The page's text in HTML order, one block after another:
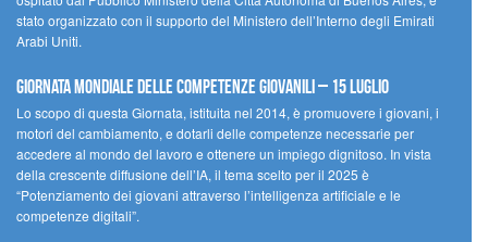
stato organizzato con il supporto del Ministero dell’Interno degli Emirati
Arabi Uniti.
Giornata Mondiale delle Competenze Giovanili – 15 luglio
Lo scopo di questa Giornata, istituita nel 2014, è promuovere i giovani, i
motori del cambiamento, e dotarli delle competenze necessarie per
accedere al mondo del lavoro e ottenere un impiego dignitoso. In vista
della crescente diffusione dell’IA, il tema scelto per il 2025 è
“Potenziamento dei giovani attraverso l’intelligenza artificiale e le
competenze digitali”.